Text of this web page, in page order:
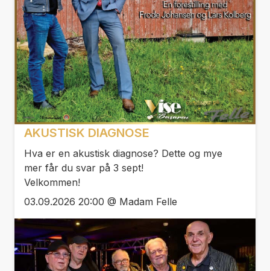
AKUSTISK DIAGNOSE
Hva er en akustisk diagnose? Dette og mye
mer får du svar på 3 sept!
Velkommen!
03.09.2026 20:00 @ Madam Felle